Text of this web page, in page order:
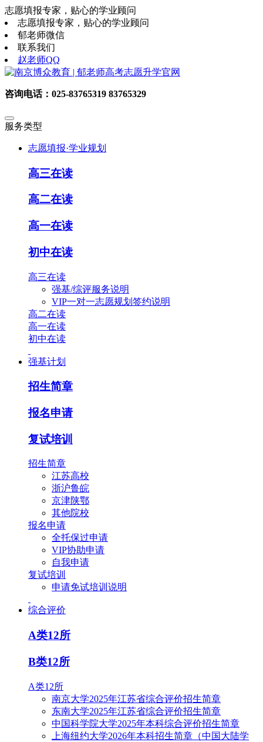
志愿填报专家，贴心的学业顾问
志愿填报专家，贴心的学业顾问
郁老师微信
联系我们
赵老师QQ
咨询电话：025-83765319 83765329
服务类型
志愿填报·学业规划
高三在读
高二在读
高一在读
初中在读
高三在读
强基/综评服务说明
VIP一对一志愿规划签约说明
高二在读
高一在读
初中在读
强基计划
招生简章
报名申请
复试培训
招生简章
江苏高校
浙沪鲁皖
京津陕鄂
其他院校
报名申请
全托保过申请
VIP协助申请
自我申请
复试培训
申请免试培训说明
综合评价
A类12所
B类12所
A类12所
南京大学2025年江苏省综合评价招生简章
东南大学2025年江苏省综合评价招生简章
中国科学院大学2025年本科综合评价招生简章
上海纽约大学2026年本科招生简章（中国大陆学